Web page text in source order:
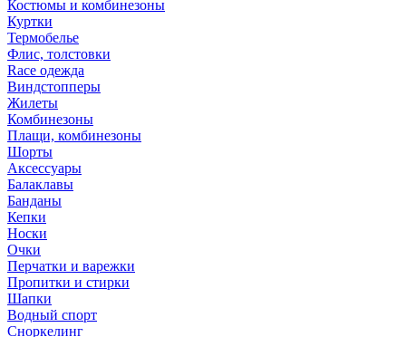
Костюмы и комбинезоны
Куртки
Термобелье
Флис, толстовки
Race одежда
Виндстопперы
Жилеты
Комбинезоны
Плащи, комбинезоны
Шорты
Аксессуары
Балаклавы
Банданы
Кепки
Носки
Очки
Перчатки и варежки
Пропитки и стирки
Шапки
Водный спорт
Сноркелинг